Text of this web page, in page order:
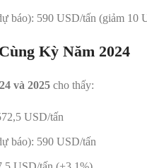
báo): 590 USD/tấn (giảm 10
Kỳ Năm 2024
và 2025 cho thấy:
USD/tấn
báo): 590 USD/tấn